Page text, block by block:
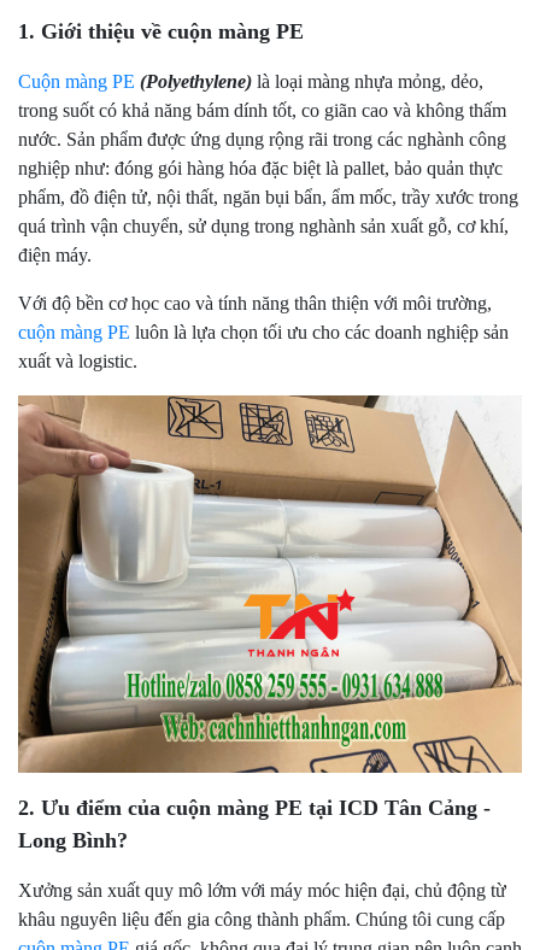
1. Giới thiệu về cuộn màng PE
Cuộn màng PE (Polyethylene) là loại màng nhựa mỏng, dẻo,
trong suốt có khả năng bám dính tốt, co giãn cao và không thấm
nước. Sản phẩm được ứng dụng rộng rãi trong các nghành công
nghiệp như: đóng gói hàng hóa đặc biệt là pallet, bảo quản thực
phẩm, đồ điện tử, nội thất, ngăn bụi bẩn, ẩm mốc, trầy xước trong
quá trình vận chuyển, sử dụng trong nghành sản xuất gỗ, cơ khí,
điện máy.
Với độ bền cơ học cao và tính năng thân thiện với môi trường,
cuộn màng PE luôn là lựa chọn tối ưu cho các doanh nghiệp sản
xuất và logistic.
2. Ưu điểm của cuộn màng PE tại ICD Tân Cảng -
Long Bình?
Xưởng sản xuất quy mô lớm với máy móc hiện đại, chủ động từ
khâu nguyên liệu đến gia công thành phẩm. Chúng tôi cung cấp